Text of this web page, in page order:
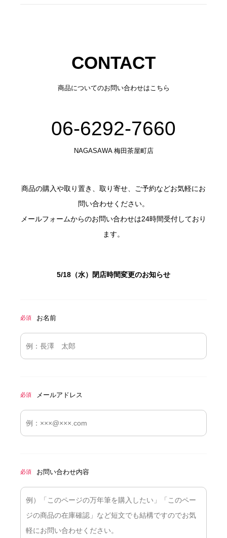
CONTACT
商品についてのお問い合わせはこちら
06-6292-7660
NAGASAWA 梅田茶屋町店
商品の購入や取り置き、取り寄せ、ご予約などお気軽にお
問い合わせください。
メールフォームからのお問い合わせは24時間受付しており
ます。
5/18（水）閉店時間変更のお知らせ
必須 お名前
必須 メールアドレス
必須 お問い合わせ内容